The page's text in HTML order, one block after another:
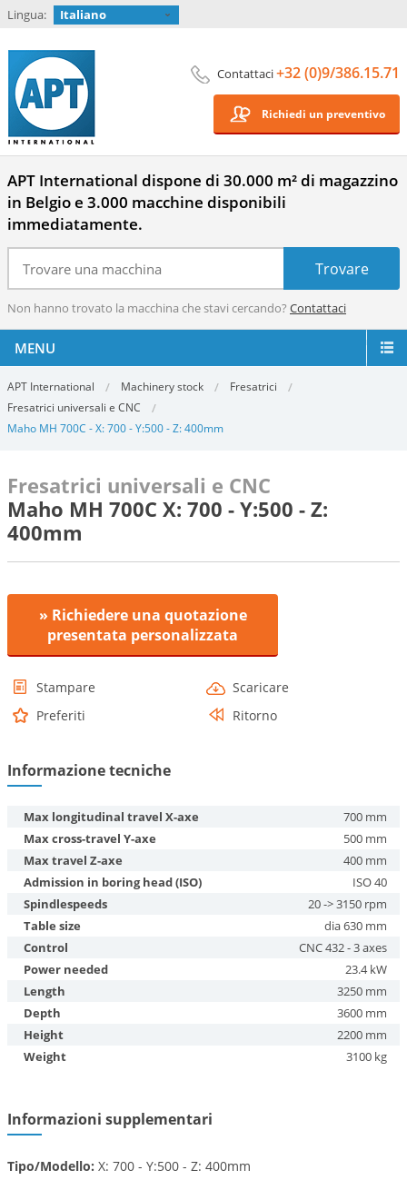
Lingua: Italiano
Contattaci+32 (0)9/386.15.71
Richiedi un preventivo
APT International dispone di 30.000 m² di magazzino
in Belgio e 3.000 macchine disponibili
immediatamente.
Non hanno trovato la macchina che stavi cercando? Contattaci
MENU
APT International Machinery stock
Fresatrici
Fresatrici universali e CNC
Maho MH 700C - X: 700 - Y:500 - Z: 400mm
Fresatrici universali e CNC
Maho MH 700C X: 700 - Y:500 - Z:
400mm
» Richiedere una quotazione
presentata personalizzata
Stampare
Scaricare
Preferiti
Ritorno
Informazione tecniche
Max longitudinal travel X-axe
700 mm
Max cross-travel Y-axe
500 mm
Max travel Z-axe
400 mm
Admission in boring head (ISO)
ISO 40
Spindlespeeds
20 -> 3150 rpm
Table size
dia 630 mm
Control
CNC 432 - 3 axes
Power needed
23.4 kW
Length
3250 mm
Depth
3600 mm
Height
2200 mm
Weight
3100 kg
Informazioni supplementari
Tipo/Modello: X: 700 - Y:500 - Z: 400mm